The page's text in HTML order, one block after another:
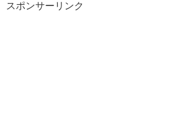
スポンサーリンク